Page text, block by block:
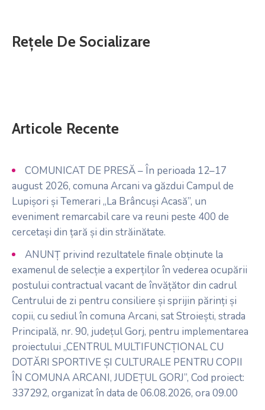
Rețele De Socializare
Articole Recente
COMUNICAT DE PRESĂ – În perioada 12–17
august 2026, comuna Arcani va găzdui Campul de
Lupișori și Temerari „La Brâncuși Acasă”, un
eveniment remarcabil care va reuni peste 400 de
cercetași din țară și din străinătate.
ANUNȚ privind rezultatele finale obținute la
examenul de selecție a experților în vederea ocupării
postului contractual vacant de învățător din cadrul
Centrului de zi pentru consiliere și sprijin părinți și
copii, cu sediul în comuna Arcani, sat Stroiești, strada
Principală, nr. 90, județul Gorj, pentru implementarea
proiectului „CENTRUL MULTIFUNCȚIONAL CU
DOTĂRI SPORTIVE ȘI CULTURALE PENTRU COPII
ÎN COMUNA ARCANI, JUDEȚUL GORJ”, Cod proiect:
337292, organizat în data de 06.08.2026, ora 09.00